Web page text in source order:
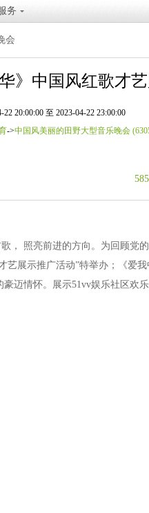
务
会
华》中国风红歌才
20:00:00 至 2023-04-22 23:00:00
->中国风美丽的田野大型音乐晚会
， 照亮前进的方向。为回顾党
展示推广活动”特举办；《爱我
迈情怀。展示51vv娱乐社区欢